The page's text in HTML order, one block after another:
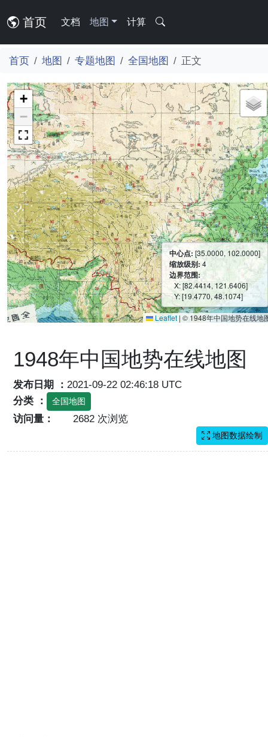
首页 文档 地图 计算
首页 地图 专题地图 全国地图 正文
+
−
中心点: [35.0000, 102.0000]
缩放级别:4
边界范围:
X: [82.4414, 121.6406]
Y: [19.4770, 48.1074]
Leaflet |© 1948年中国地势在线地
1948年中国地势在线地图
发布日期 ： 2021-09-22 02:46:18 UTC
分类 ：
全国地图
访问量： 2682 次浏览
地图数据绘制